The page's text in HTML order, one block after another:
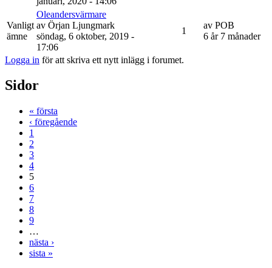
Vanligt
ämne
Oleandersvärmare
av Örjan Ljungmark
söndag, 6 oktober, 2019 -
17:06
1
av POB
6 år 7 månader
Logga in för att skriva ett nytt inlägg i forumet.
Sidor
« första
‹ föregående
1
2
3
4
5
6
7
8
9
…
nästa ›
sista »